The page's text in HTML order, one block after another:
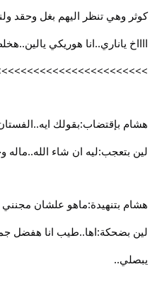
كوثر وهي تنظر اليهم بغل وحقد
ااااخ ياناري..انا هوريكي
هشام بإقتضاب:بقولك
لين بتعجب:ليه ان شاء
هشام بتنهيدة:ماهو علشان مجنني
لين بضحكة:اها..طيب انا
يبصلي..